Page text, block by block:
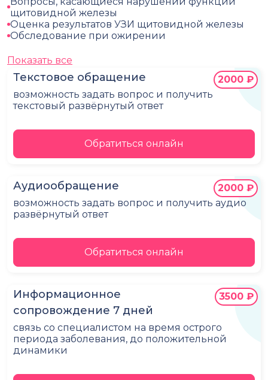
Текстовое обращение
возможность задать вопрос и получить
текстовый развёрнутый ответ
2000 ₽
Обратиться онлайн
Аудиообращение
возможность задать вопрос и получить аудио
развёрнутый ответ
2000 ₽
Обратиться онлайн
Информационное
сопровождение 7 дней
связь со специалистом на время острого
периода заболевания, до положительной
динамики
3500 ₽
щитовидной железы
Оценка результатов УЗИ щитовидной железы
Обследование при ожирении
Показать все